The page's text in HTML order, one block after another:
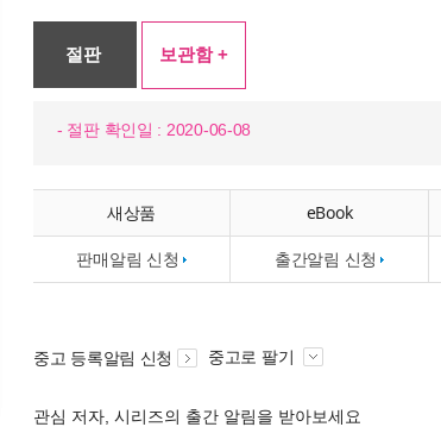
절판 보관함 +
- 절판 확인일 : 2020-06-08
새상품 eBook
판매알림 신청 출간알림 신청
중고 등록알림 신청 중고로 팔기
관심 저자, 시리즈의 출간 알림을 받아보세요